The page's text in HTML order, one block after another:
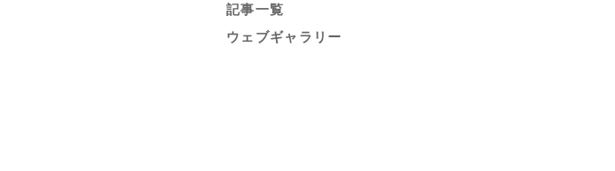
記事一覧
ウェブギャラリー